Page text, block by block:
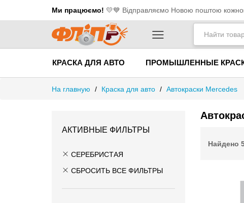
Ми працюємо! 💛​💙 Відправляємо Новою поштою
КРАСКА ДЛЯ АВТО ПРОМЫШЛЕННЫЕ
На главную / Краска для авто / Автокраски Mercedes
АКТИВНЫЕ ФИЛЬТРЫ
СЕРЕБРИСТАЯ
СБРОСИТЬ ВСЕ ФИЛЬТРЫ
Найдено